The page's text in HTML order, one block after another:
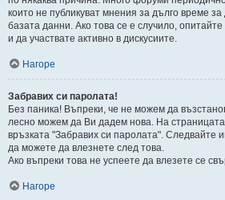
които не публикуват мнения за дълго време
базата данни. Ако това се е случило,
и да участвате активно в дискусиите.
Нагоре
Забравих си паролата!
Без паника! Въпреки, че не можем да
лесно можем да Ви дадем нова. На страницата
връзката "Забравих си паролата". Следвайте
да можете да влезнете след това.
Ако въпреки това не успеете да влезете се
Нагоре